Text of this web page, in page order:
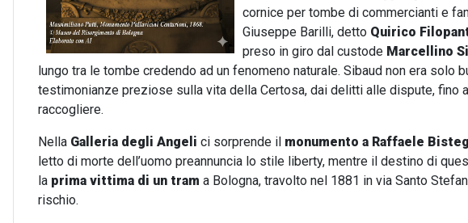
cornice per tombe di commercianti e
Giuseppe Barilli, detto Quirico
preso in giro dal custode Marcellino
lungo tra le tombe credendo ad un fenomeno naturale. Sibaud non era solo
testimonianze preziose sulla vita della Certosa, dai delitti alle dispute, fino
raccogliere.
Nella Galleria degli Angeli ci sorprende il monumento a Raffaele
letto di morte dell’uomo preannuncia lo stile liberty, mentre il destino di
la prima vittima di un tram a Bologna, travolto nel 1881 in via Santo
rischio.